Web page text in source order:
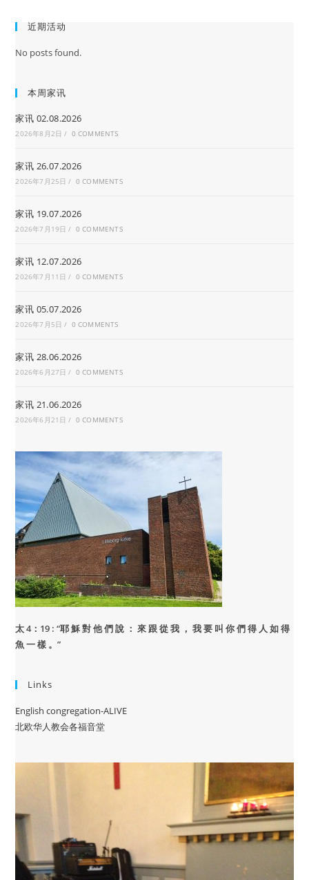
近期活动
No posts found.
本周家讯
家讯 02.08.2026
2026年8月2日 / 0 COMMENTS
家讯 26.07.2026
2026年7月25日 / 0 COMMENTS
家讯 19.07.2026
2026年7月19日 / 0 COMMENTS
家讯 12.07.2026
2026年7月11日 / 0 COMMENTS
家讯 05.07.2026
2026年7月5日 / 0 COMMENTS
家讯 28.06.2026
2026年6月27日 / 0 COMMENTS
家讯 21.06.2026
2026年6月21日 / 0 COMMENTS
太 4：19 : “耶 穌 對 他 們 說 ： 來 跟 從 我 ， 我 要 叫 你 們 得 人 如 得
魚 一 樣 。”
Links
English congregation-ALIVE
北欧华人教会各福音堂